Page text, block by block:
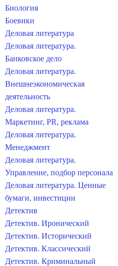
Биология
Боевики
Деловая литература
Деловая литература.
Банковское дело
Деловая литература.
Внешнеэкономическая
деятельность
Деловая литература.
Маркетинг, PR, реклама
Деловая литература.
Менеджмент
Деловая литература.
Управление, подбор персонала
Деловая литература. Ценные
бумаги, инвестиции
Детектив
Детектив. Иронический
Детектив. Исторический
Детектив. Классический
Детектив. Криминальный